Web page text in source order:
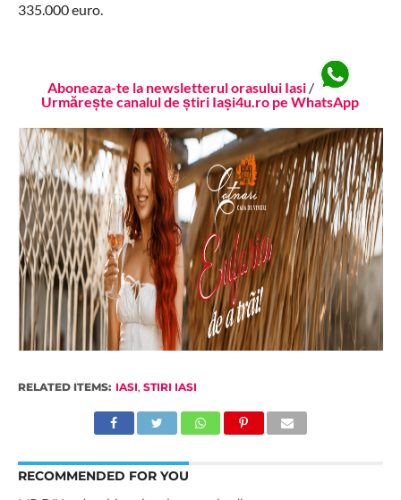
335.000 euro.
Aboneaza-te la newsletterul orasului Iasi /
Urmărește canalul de știri Iași4u.ro pe WhatsApp
RELATED ITEMS: IASI, STIRI IASI
RECOMMENDED FOR YOU